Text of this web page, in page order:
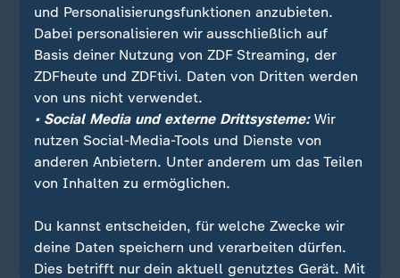
angehoben wurden.
Lagen die Ausgaben 2020 bei rund 249 Milliarden
Euro, stiegen sie zuletzt auf 312 Milliarden. Für
das kommende Jahr rechnet eine
Expertenkommission der Bundesregierung mit
einem Defizit von 15 Milliarden Euro. Für 2030
werden mehr als 40 Milliarden Euro Minus erwartet
- wenn es kein Gegensteuern gibt.
Quelle: dpa
und Personalisierungsfunktionen anzubieten.
Dabei personalisieren wir ausschließlich auf
Basis deiner Nutzung von ZDF Streaming, der
ZDFheute und ZDFtivi. Daten von Dritten werden
von uns nicht verwendet.
• Social Media und externe Drittsysteme:Wir
nutzen Social-Media-Tools und Dienste von
anderen Anbietern. Unter anderem um das Teilen
von Inhalten zu ermöglichen.
Du kannst entscheiden, für welche Zwecke wir
deine Daten speichern und verarbeiten dürfen.
Dies betrifft nur dein aktuell genutztes Gerät. Mit